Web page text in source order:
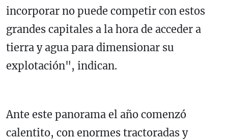
incorporar no puede competir con estos
grandes capitales a la hora de acceder a
tierra y agua para dimensionar su
explotación", indican.
Ante este panorama el año comenzó
calentito, con enormes tractoradas y